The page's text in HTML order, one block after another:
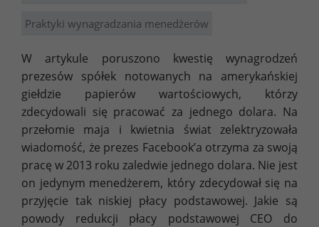
Praktyki wynagradzania menedżerów
W artykule poruszono kwestię wynagrodzeń
prezesów spółek notowanych na amerykańskiej
giełdzie papierów wartościowych, którzy
zdecydowali się pracować za jednego dolara. Na
przełomie maja i kwietnia świat zelektryzowała
wiadomość, że prezes Facebook’a otrzyma za swoją
pracę w 2013 roku zaledwie jednego dolara. Nie jest
on jedynym menedżerem, który zdecydował się na
przyjęcie tak niskiej płacy podstawowej. Jakie są
powody redukcji płacy podstawowej CEO do